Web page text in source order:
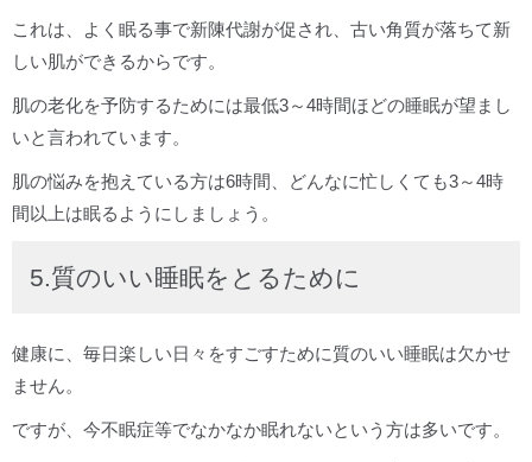
これは、よく眠る事で新陳代謝が促され、古い角質が落ちて新
しい肌ができるからです。
肌の老化を予防するためには最低3～4時間ほどの睡眠が望まし
いと言われています。
肌の悩みを抱えている方は6時間、どんなに忙しくても3～4時
間以上は眠るようにしましょう。
5.質のいい睡眠をとるために
健康に、毎日楽しい日々をすごすために質のいい睡眠は欠かせ
ません。
ですが、今不眠症等でなかなか眠れないという方は多いです。